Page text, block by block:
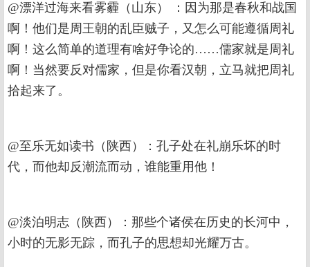
@漂洋过海来看雾霾（山东） ：因为那是春秋和战国
啊！他们是周王朝的乱臣贼子，又怎么可能遵循周礼
啊！这么简单的道理有啥好争论的……儒家就是周礼
啊！当然要反对儒家，但是你看汉朝，立马就把周礼
拾起来了。
@至乐无如读书（陕西）：孔子处在礼崩乐坏的时
代，而他却反潮流而动，谁能重用他！
@淡泊明志（陕西）：那些个诸侯在历史的长河中，
小时的无影无踪，而孔子的思想却光耀万古。